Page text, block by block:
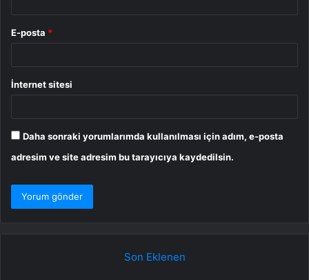
E-posta *
İnternet sitesi
Daha sonraki yorumlarımda kullanılması için adım, e-posta
adresim ve site adresim bu tarayıcıya kaydedilsin.
Son Eklenen